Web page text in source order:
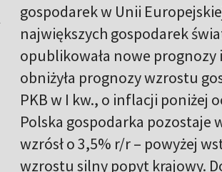
gospodarek w Unii
największych gospodarek
opublikowała nowe prognozy
obniżyła prognozy wzrostu
PKB w I kw., o inflacji poniżej
Polska gospodarka pozostaje
wzrósł o 3,5% r/r – powyżej
wzrostu silny popyt krajowy.